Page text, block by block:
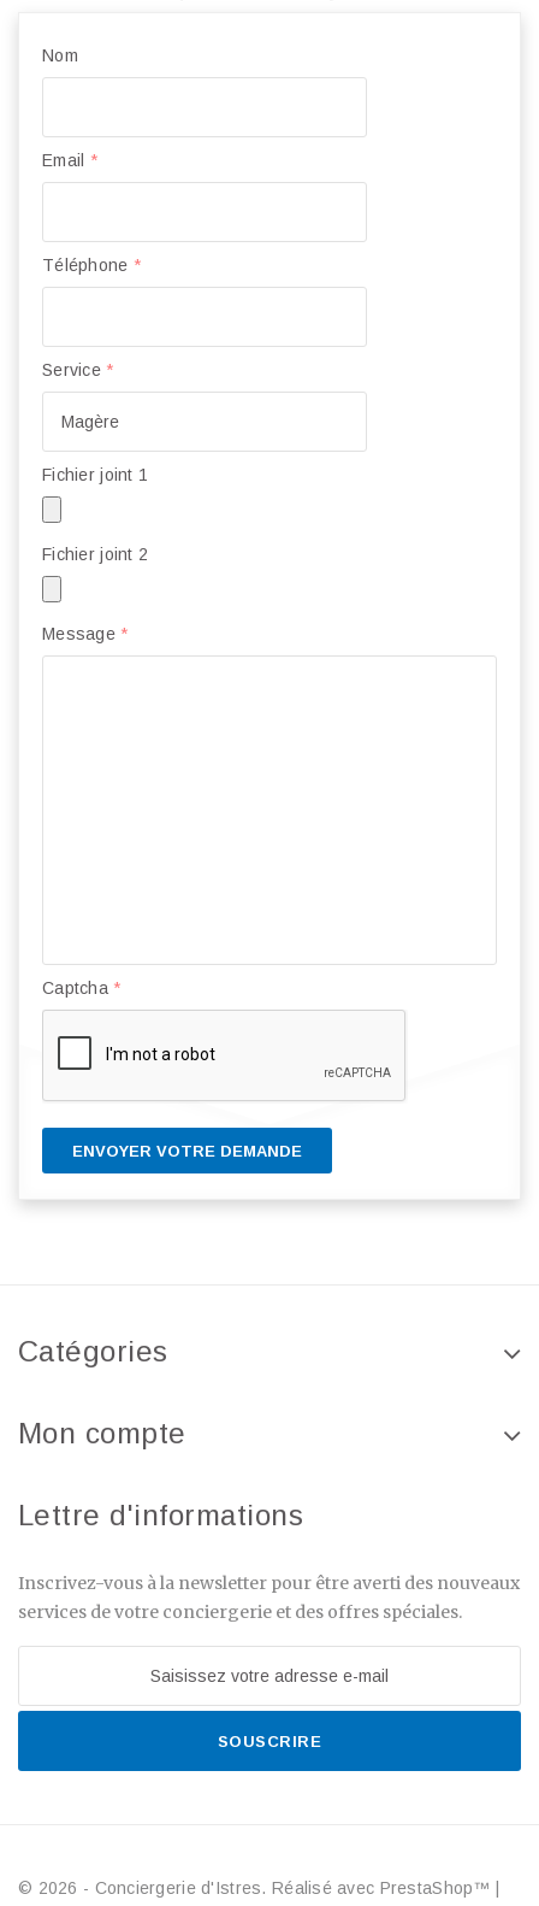
Nom
Email *
Téléphone *
Service *
Fichier joint 1
Fichier joint 2
Message *
Captcha *
ENVOYER VOTRE DEMANDE
Catégories
Mon compte
Lettre d'informations
Inscrivez-vous à la newsletter pour être averti des nouveaux
services de votre conciergerie et des offres spéciales.
SOUSCRIRE
© 2026 - Conciergerie d'Istres. Réalisé avec PrestaShop™